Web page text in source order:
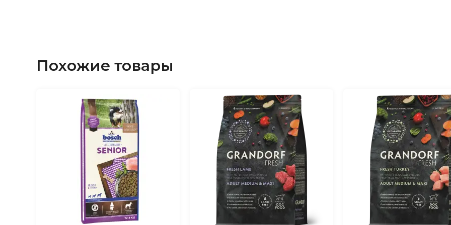
животный жир (9%), сладкий картофель, сухая пульпа свеклы,
источник ФОС и инулин), минеральные вещества, сушеная
брокколи, сушеный шпинат, сушеные помидоры, сушеная клюква,
сушеная черника, гидрохлорид глюкозамина (150 мг/кг),
хондроитинсульфат (150 мг/кг), растительный экстракт (Yucca
schidigera, Rosemarinus sp., Vitis sp, Curcuma sp, Citrus sp, Eugenia sp).
Аналитический состав:
сырой протеин — 30%, сырой жир — 20%,
омега 3 жирные кислоты — 1.1%, омега 6 жирные кислоты — 3.4%,
неорганическое вещество — 6.5%, сырое волокно — 3%, влага — 9%,
Са (кальций) — 1.1%, Р (фосфор) — 0.8%.
Похожие товары